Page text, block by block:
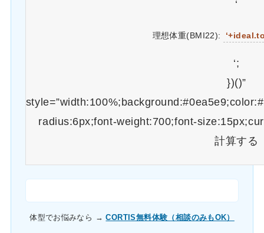
‘
理想体重(BMI22):
‘;
})()”
radius:6px;font-weight:700;font-
計算する
体型でお悩みなら →CORTIS無料体験（相談のみもOK）